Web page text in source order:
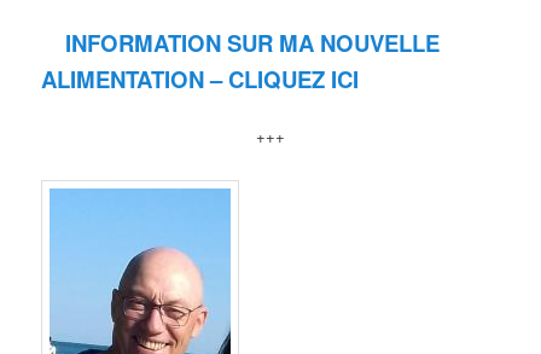
INFORMATION SUR MA NOUVELLE
ALIMENTATION – CLIQUEZ ICI
+++